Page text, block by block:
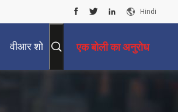
Hindi
वीआर शो एक बोली का अनुरोध